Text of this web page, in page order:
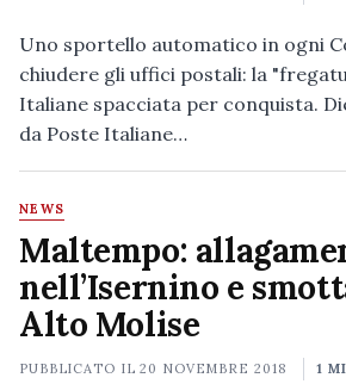
Uno sportello automatico in ogni
chiudere gli uffici postali: la
Italiane spacciata per conquista.
da Poste Italiane…
NEWS
Maltempo:
nell’Isernino e
Alto Molise
PUBBLICATO IL20 NOVEMBRE 2018 1